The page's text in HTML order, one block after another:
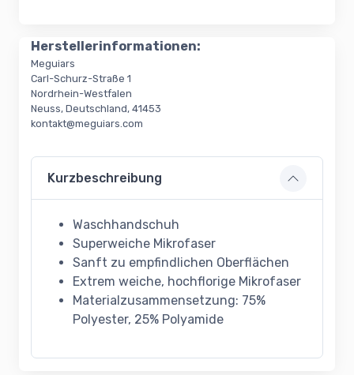
Herstellerinformationen:
Meguiars
Carl-Schurz-Straße 1
Nordrhein-Westfalen
Neuss, Deutschland, 41453
kontakt@meguiars.com
Kurzbeschreibung
Waschhandschuh
Superweiche Mikrofaser
Sanft zu empfindlichen Oberflächen
Extrem weiche, hochflorige Mikrofaser
Materialzusammensetzung: 75%
Polyester, 25% Polyamide